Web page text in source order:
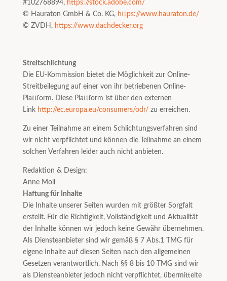
#102768894, https://stock.adobe.com/
© Hauraton GmbH & Co. KG, https://www.hauraton.de/
© ZVDH , https://www.dachdecker.org
Streitschlichtung
Die EU-Kommission bietet die Möglichkeit zur Online-
Streitbeilegung auf einer von ihr betriebenen Online-
Plattform. Diese Plattform ist über den externen
Link http://ec.europa.eu/consumers/odr/ zu erreichen.
Zu einer Teilnahme an einem Schlichtungsverfahren sind
wir nicht verpflichtet und können die Teilnahme an einem
solchen Verfahren leider auch nicht anbieten.
Redaktion & Design:
Anne Moll
Haftung für Inhalte
Die Inhalte unserer Seiten wurden mit größter Sorgfalt
erstellt. Für die Richtigkeit, Vollständigkeit und Aktualität
der Inhalte können wir jedoch keine Gewähr übernehmen.
Als Diensteanbieter sind wir gemäß § 7 Abs.1 TMG für
eigene Inhalte auf diesen Seiten nach den allgemeinen
Gesetzen verantwortlich. Nach §§ 8 bis 10 TMG sind wir
als Diensteanbieter jedoch nicht verpflichtet, übermittelte